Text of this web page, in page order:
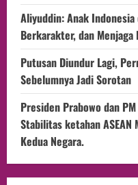
Aliyuddin: Anak
Berkarakter, dan Menjaga
Putusan Diundur Lagi,
Sebelumnya Jadi Sorotan
Presiden Prabowo dan
Stabilitas ketahan ASEAN
Kedua Negara.